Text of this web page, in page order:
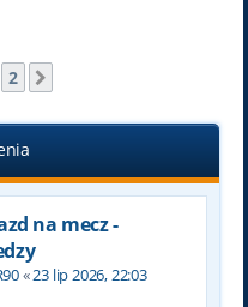
2
na mecz -
«23 lip 2026, 22:03